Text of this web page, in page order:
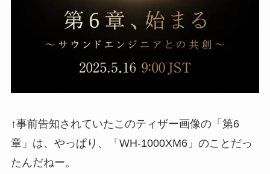
↑事前告知されていたこのティザー画像の「第6
章」は、やっぱり、「WH-1000XM6」のことだっ
たんだねー。